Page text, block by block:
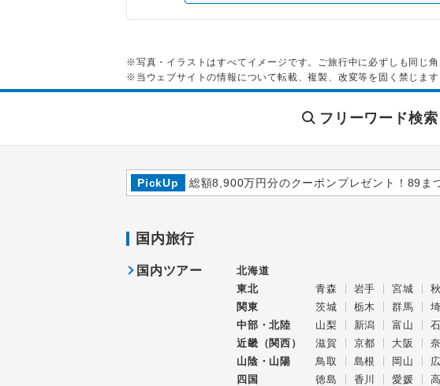
※写真・イラストはすべてイメージです。ご旅行中に必ずしも同じ
※当ウェブサイトの情報について転載、複製、改変等を固く禁じます
フリーワード検索
PickUp 総額8,900万円分のクーポンプレゼント！89ま
国内旅行
国内ツアー
北海道
東北
青森 岩手 宮城
関東
茨城 栃木 群馬
中部・北陸
山梨 新潟 富山
近畿（関西）
滋賀 京都 大阪
山陰・山陽
鳥取 島根 岡山
四国
徳島 香川 愛媛